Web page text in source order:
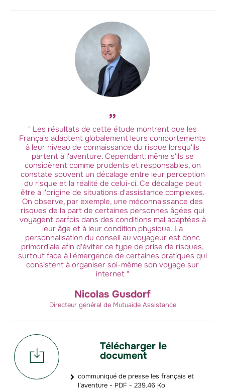
" Les résultats de cette étude montrent que les
Français adaptent globalement leurs comportements
à leur niveau de connaissance du risque lorsqu'ils
partent à l'aventure. Cependant, même s'ils se
considèrent comme prudents et responsables, on
constate souvent un décalage entre leur perception
du risque et la réalité de celui-ci. Ce décalage peut
être à l'origine de situations d'assistance complexes.
On observe, par exemple, une méconnaissance des
risques de la part de certaines personnes âgées qui
voyagent parfois dans des conditions mal adaptées à
leur âge et à leur condition physique. La
personnalisation du conseil au voyageur est donc
primordiale afin d'éviter ce type de prise de risques,
surtout face à l'émergence de certaines pratiques qui
consistent à organiser soi-même son voyage sur
internet "
Nicolas Gusdorf
Directeur général de Mutuaide Assistance
Télécharger le
document
communiqué de presse les français et
l’aventure - PDF - 239.46 Ko